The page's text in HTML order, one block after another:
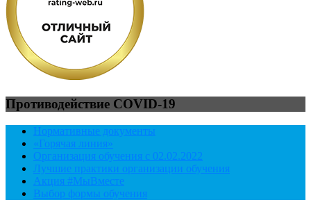
Противодействие COVID-19
Нормативные документы
«Горячая линия»
Организация обучения с 02.02.2022
Лучшие практики организации обучения
Акция #МыВместе
Выбор формы обучения